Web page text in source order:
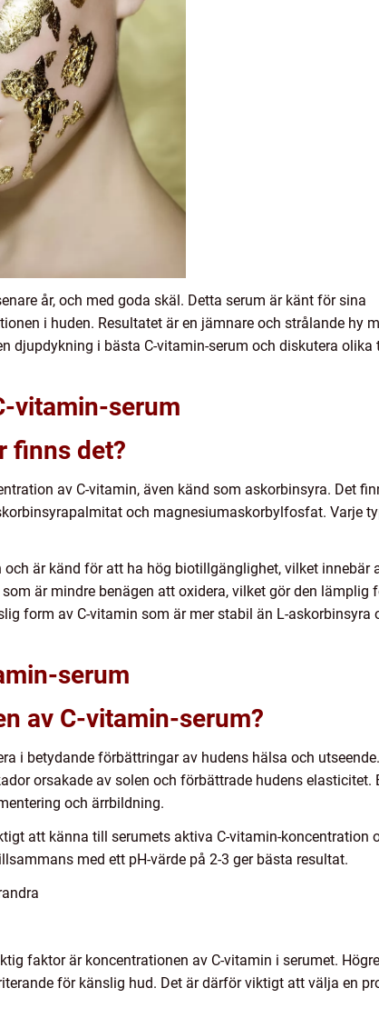
år, och med goda skäl. Detta serum är känt för sina
i huden. Resultatet är en jämnare och strålande hy
djupdykning i bästa C-vitamin-serum och diskutera olika
vitamin-serum
finns det?
av C-vitamin, även känd som askorbinsyra. Det
och magnesiumaskorbylfosfat. Varje
är känd för att ha hög biotillgänglighet, vilket innebär
är mindre benägen att oxidera, vilket gör den lämplig
form av C-vitamin som är mer stabil än L-askorbinsyra
serum
av C-vitamin-serum?
i betydande förbättringar av hudens hälsa och
orsakade av solen och förbättrade hudens elasticitet.
och ärrbildning.
att känna till serumets aktiva C-vitamin-koncentration
med ett pH-värde på 2-3 ger bästa resultat.
faktor är koncentrationen av C-vitamin i serumet. Högre
för känslig hud. Det är därför viktigt att välja en